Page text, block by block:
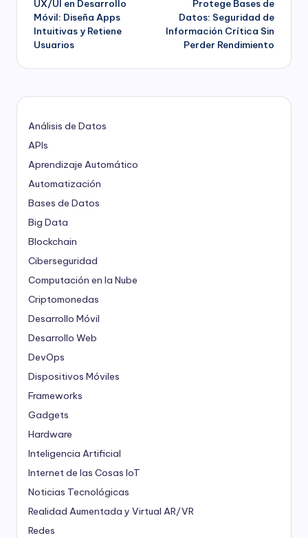
de
entradas
UX/UI en Desarrollo
Móvil: Diseña Apps
Intuitivas y Retiene
Usuarios
Protege Bases de
Datos: Seguridad de
Información Crítica Sin
Perder Rendimiento
Análisis de Datos
APIs
Aprendizaje Automático
Automatización
Bases de Datos
Big Data
Blockchain
Ciberseguridad
Computación en la Nube
Criptomonedas
Desarrollo Móvil
Desarrollo Web
DevOps
Dispositivos Móviles
Frameworks
Gadgets
Hardware
Inteligencia Artificial
Internet de las Cosas IoT
Noticias Tecnológicas
Realidad Aumentada y Virtual AR/VR
Redes